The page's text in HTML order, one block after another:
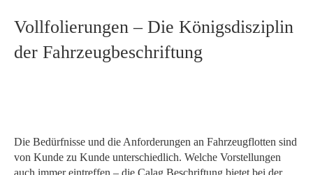
Vollfolierungen – Die Königsdisziplin
der Fahrzeugbeschriftung
Die Bedürfnisse und die Anforderungen an Fahrzeugflotten sind
von Kunde zu Kunde unterschiedlich. Welche Vorstellungen
auch immer eintreffen – die Calag Beschriftung bietet bei der